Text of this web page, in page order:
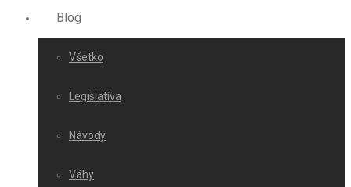
Blog
Všetko
Legislatíva
Návody
Váhy